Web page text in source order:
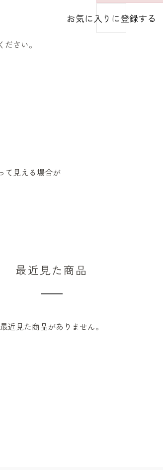
ださい。
て見える場合が
お気に入りに登録する
最近見た商品
最近見た商品がありません。